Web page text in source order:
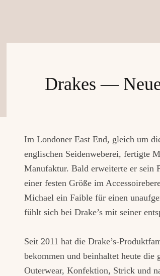
Drakes —
Im Londoner East End, gleich um
englischen Seidenweberei, fertigte
Manufaktur. Bald erweiterte er sein
einer festen Größe im
Michael ein Faible für einen
fühlt sich bei Drake’s mit seiner
Seit 2011 hat die Drake’s-
bekommen und beinhaltet heute die
Outerwear, Konfektion, Strick und